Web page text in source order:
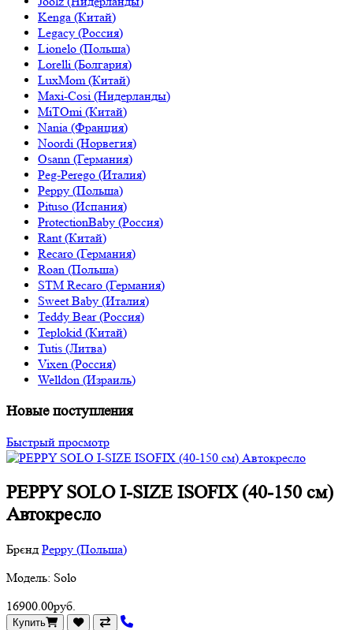
Kenga (Китай)
Legacy (Россия)
Lionelo (Польша)
Lorelli (Болгария)
LuxMom (Китай)
Maxi-Cosi (Нидерланды)
MiTOmi (Китай)
Nania (Франция)
Noordi (Норвегия)
Osann (Германия)
Peg-Perego (Италия)
Peppy (Польша)
Pituso (Испания)
ProtectionBaby (Россия)
Rant (Китай)
Recaro (Германия)
Roan (Польша)
STM Recaro (Германия)
Sweet Baby (Италия)
Teddy Bear (Россия)
Teplokid (Китай)
Tutis (Литва)
Vixen (Россия)
Welldon (Израиль)
Новые поступления
Быстрый просмотр
PEPPY SOLO I-SIZE ISOFIX (40-150 см)
Автокресло
Брєнд Peppy (Польша)
Модель: Solo
16900.00руб.
Купить